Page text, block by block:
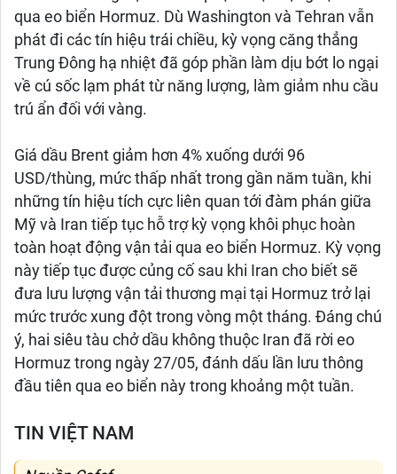
qua eo biển Hormuz. Dù Washington và Tehran vẫn
phát đi các tín hiệu trái chiều, kỳ vọng căng thẳng
Trung Đông hạ nhiệt đã góp phần làm dịu bớt lo ngại
về cú sốc lạm phát từ năng lượng, làm giảm nhu cầu
trú ẩn đối với vàng.
Giá dầu Brent giảm hơn 4% xuống dưới 96
USD/thùng, mức thấp nhất trong gần năm tuần, khi
những tín hiệu tích cực liên quan tới đàm phán giữa
Mỹ và Iran tiếp tục hỗ trợ kỳ vọng khôi phục hoàn
toàn hoạt động vận tải qua eo biển Hormuz. Kỳ vọng
này tiếp tục được củng cố sau khi Iran cho biết sẽ
đưa lưu lượng vận tải thương mại tại Hormuz trở lại
mức trước xung đột trong vòng một tháng. Đáng chú
ý, hai siêu tàu chở dầu không thuộc Iran đã rời eo
Hormuz trong ngày 27/05, đánh dấu lần lưu thông
đầu tiên qua eo biển này trong khoảng một tuần.
TIN VIỆT NAM